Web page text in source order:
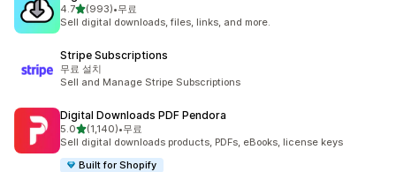
4.7별 5개 중
(993)
총 리뷰 993개
•무료
Sell digital downloads, files, links, and more.
Stripe Subscriptions
무료 설치
Sell and Manage Stripe Subscriptions
Digital Downloads PDF Pendora
5.0별 5개 중
(1,140)
총 리뷰 1140개
•무료
Sell digital downloads products, PDFs, eBooks, license keys
Built for Shopify